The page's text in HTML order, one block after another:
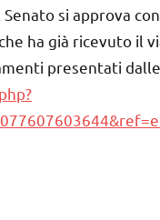
Senato si approva
ha già ricevuto il
presentati dalle